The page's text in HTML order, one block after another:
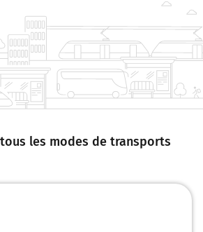
les modes de transports